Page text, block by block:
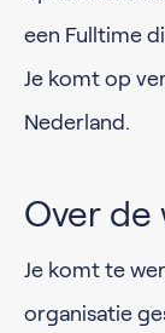
een Fulltime
Je komt op
Nederland.
Over de
Je komt te
organisatie